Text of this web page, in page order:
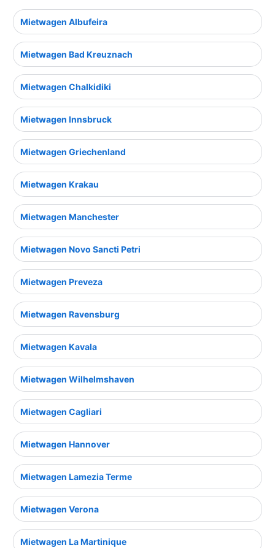
Mietwagen Albufeira
Mietwagen Bad Kreuznach
Mietwagen Chalkidiki
Mietwagen Innsbruck
Mietwagen Griechenland
Mietwagen Krakau
Mietwagen Manchester
Mietwagen Novo Sancti Petri
Mietwagen Preveza
Mietwagen Ravensburg
Mietwagen Kavala
Mietwagen Wilhelmshaven
Mietwagen Cagliari
Mietwagen Hannover
Mietwagen Lamezia Terme
Mietwagen Verona
Mietwagen La Martinique